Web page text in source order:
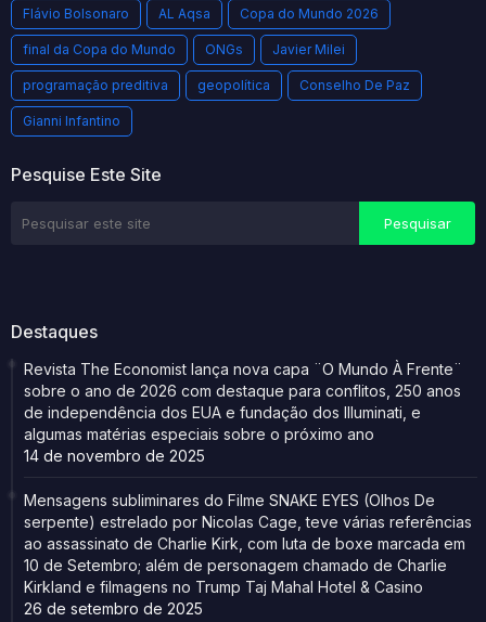
Flávio Bolsonaro AL Aqsa Copa do Mundo 2026
final da Copa do Mundo ONGs Javier Milei
programação preditiva geopolítica Conselho De Paz
Gianni Infantino
Pesquise Este Site
Destaques
Revista The Economist lança nova capa ¨O Mundo À Frente¨
sobre o ano de 2026 com destaque para conflitos, 250 anos
de independência dos EUA e fundação dos Illuminati, e
algumas matérias especiais sobre o próximo ano
14 de novembro de 2025
Mensagens subliminares do Filme SNAKE EYES (Olhos De
serpente) estrelado por Nicolas Cage, teve várias referências
ao assassinato de Charlie Kirk, com luta de boxe marcada em
10 de Setembro; além de personagem chamado de Charlie
Kirkland e filmagens no Trump Taj Mahal Hotel & Casino
26 de setembro de 2025